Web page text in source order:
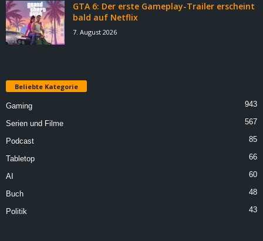
GTA 6: Der erste Gameplay-Trailer erscheint
bald auf Netflix
7. August 2026
Beliebte Kategorie
Gaming 943
Serien und Filme 567
Podcast 85
Tabletop 66
AI 60
Buch 48
Politik 43